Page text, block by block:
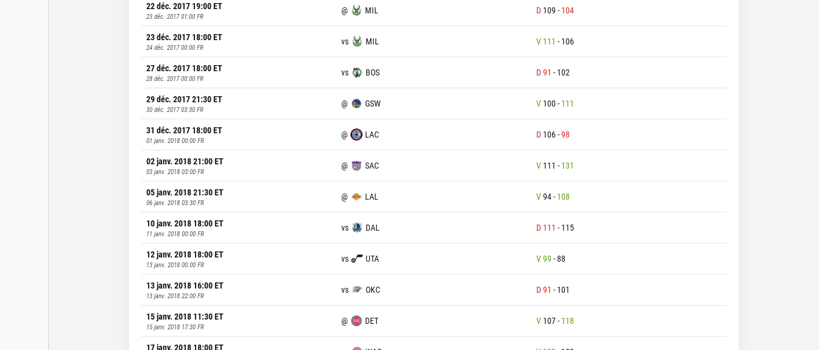
22 déc. 2017 19:00ET
23 déc. 2017 01:00 FR
@ MIL D 109 - 104
23 déc. 2017 18:00ET
24 déc. 2017 00:00 FR
vs MIL V 111 - 106
27 déc. 2017 18:00ET
28 déc. 2017 00:00 FR
vs BOS D 91 - 102
29 déc. 2017 21:30ET
30 déc. 2017 03:30 FR
@ GSW V 100- 111
31 déc. 2017 18:00ET
01 janv. 2018 00:00 FR
@ LAC D 106-98
02 janv. 2018 21:00ET
03 janv. 2018 03:00 FR
@ SAC V 111 - 131
05 janv. 2018 21:30ET
06 janv. 2018 03:30 FR
@ LAL V94- 108
10 janv. 2018 18:00ET
11 janv. 2018 00:00 FR
vs DAL D 111 - 115
12 janv. 2018 18:00ET
13 janv. 2018 00:00 FR
vs UTA V99 -88
13 janv. 2018 16:00ET
13 janv. 2018 22:00 FR
vs OKC D 91 - 101
15 janv. 2018 11:30ET
15 janv. 2018 17:30 FR
@ DET V 107- 118
17 janv. 2018 18:00ET